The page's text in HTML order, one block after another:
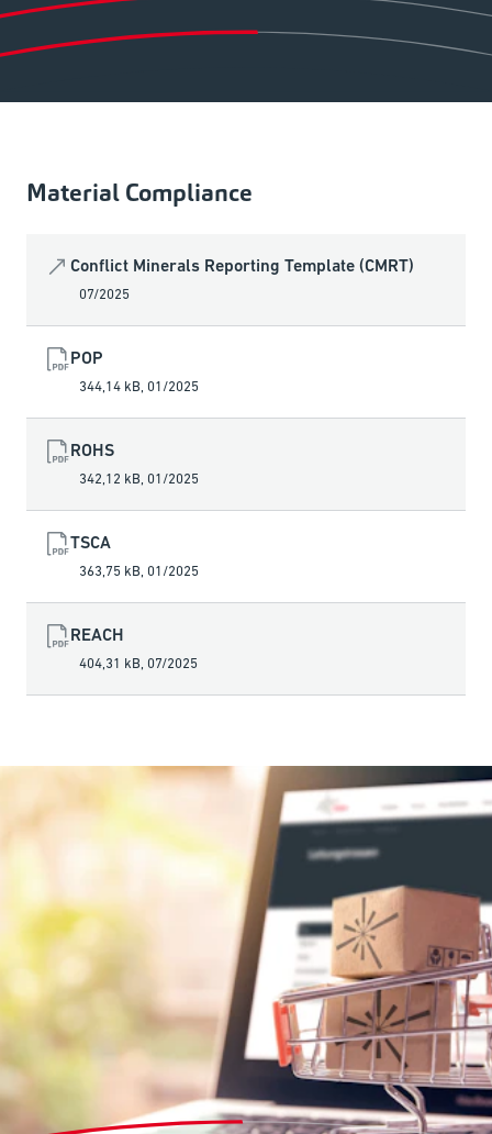
Material Compliance
Conflict Minerals Reporting Template (CMRT)
07/2025
POP
344,14 kB, 01/2025
ROHS
342,12 kB, 01/2025
TSCA
363,75 kB, 01/2025
REACH
404,31 kB, 07/2025